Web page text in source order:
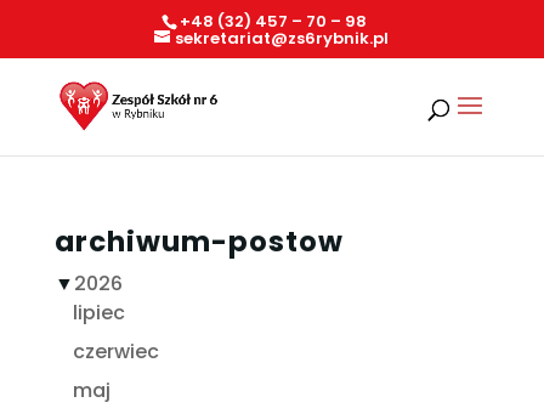
+48 (32) 457 – 70 – 98
sekretariat@zs6rybnik.pl
archiwum-postow
▼2026
lipiec
czerwiec
maj